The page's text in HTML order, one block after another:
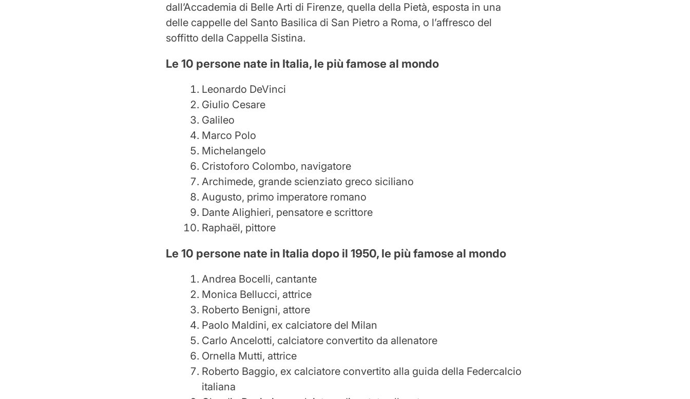
dall’Accademia di Belle Arti di Firenze, quella della Pietà, esposta in una
delle cappelle del Santo Basilica di San Pietro a Roma, o l’affresco del
soffitto della Cappella Sistina.
Le 10 persone nate in Italia, le più famose al mondo
Leonardo DeVinci
Giulio Cesare
Galileo
Marco Polo
Michelangelo
Cristoforo Colombo, navigatore
Archimede, grande scienziato greco siciliano
Augusto, primo imperatore romano
Dante Alighieri, pensatore e scrittore
Raphaël, pittore
Le 10 persone nate in Italia dopo il 1950, le più famose al mondo
Andrea Bocelli, cantante
Monica Bellucci, attrice
Roberto Benigni, attore
Paolo Maldini, ex calciatore del Milan
Carlo Ancelotti, calciatore convertito da allenatore
Ornella Mutti, attrice
Roberto Baggio, ex calciatore convertito alla guida della Federcalcio
italiana